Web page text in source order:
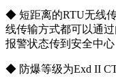
◆ 短距离的RTU无线
线传输方式都可以通
报警状态传到安全中心
◆ 防爆等级为Exd II